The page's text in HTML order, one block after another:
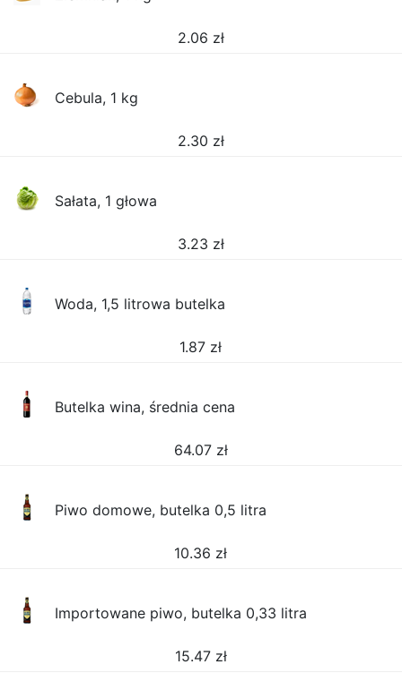
2.06 zł
Cebula, 1 kg
2.30 zł
Sałata, 1 głowa
3.23 zł
Woda, 1,5 litrowa butelka
1.87 zł
Butelka wina, średnia cena
64.07 zł
Piwo domowe, butelka 0,5 litra
10.36 zł
Importowane piwo, butelka 0,33 litra
15.47 zł